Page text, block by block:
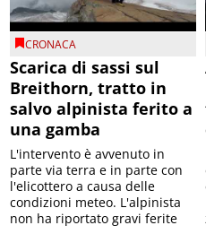
CRONACA
Scarica di sassi sul
Breithorn, tratto in
salvo alpinista ferito a
una gamba
L'intervento è avvenuto in
parte via terra e in parte con
l'elicottero a causa delle
condizioni meteo. L'alpinista
non ha riportato gravi ferite